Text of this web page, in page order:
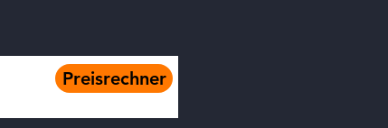
Preisrechner